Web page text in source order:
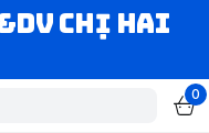
CHỊ HAI
0